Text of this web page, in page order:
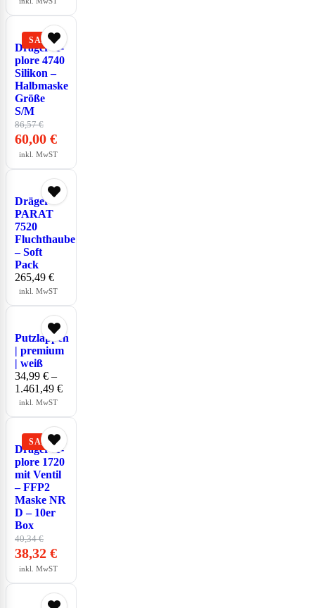
Dräger X-
plore 4740
Silikon –
Halbmaske
Größe
S/M
86,57€
60,00 €
inkl. MwST
Dräger
PARAT
7520
Fluchthaube
– Soft
Pack
265,49 €
inkl. MwST
Putzlappen
| premium
| weiß
34,99 € –
1.461,49 €
inkl. MwST
Dräger X-
plore 1720
mit Ventil
– FFP2
Maske NR
D – 10er
Box
40,34€
38,32 €
inkl. MwST